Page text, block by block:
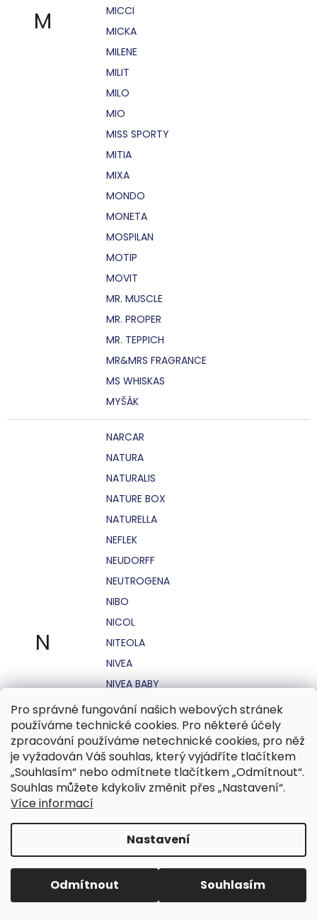
Pro správné fungování našich webových stránek
používáme technické cookies. Pro některé účely
zpracování používáme netechnické cookies, pro něž
je vyžadován Váš souhlas, který vyjádříte tlačítkem
„Souhlasím“ nebo odmítnete tlačítkem „Odmítnout“.
Souhlas můžete kdykoliv změnit přes „Nastavení“.
Více informací
Nastavení
Odmítnout Souhlasím
M
MICCI
MICKA
MILENE
MILIT
MILO
MIO
MISS SPORTY
MITIA
MIXA
MONDO
MONETA
MOSPILAN
MOTIP
MOVIT
MR. MUSCLE
MR. PROPER
MR. TEPPICH
MR&MRS FRAGRANCE
MS WHISKAS
MYŠÁK
N
NARCAR
NATURA
NATURALIS
NATURE BOX
NATURELLA
NEFLEK
NEUDORFF
NEUTROGENA
NIBO
NICOL
NITEOLA
NIVEA
NIVEA BABY
NIVEA MEN
NIVEA SUN
NO STRESS
NOHEL GARDEN
NORDICS
NUK
O.B.
OASIS